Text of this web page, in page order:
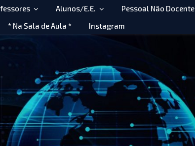
Alunos/E.E. Pessoal Não Docente
* Na Sala de Aula * Instagram